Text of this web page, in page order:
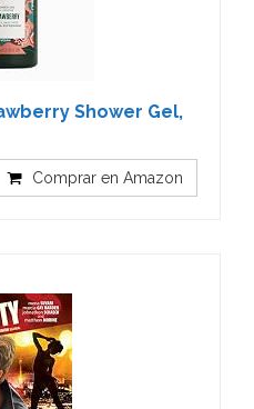
Shower Gel,
Comprar en Amazon